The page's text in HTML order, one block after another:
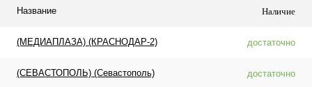
Название Наличие
(МЕДИАПЛАЗА) (КРАСНОДАР-2) достаточно
(СЕВАСТОПОЛЬ) (Севастополь) достаточно